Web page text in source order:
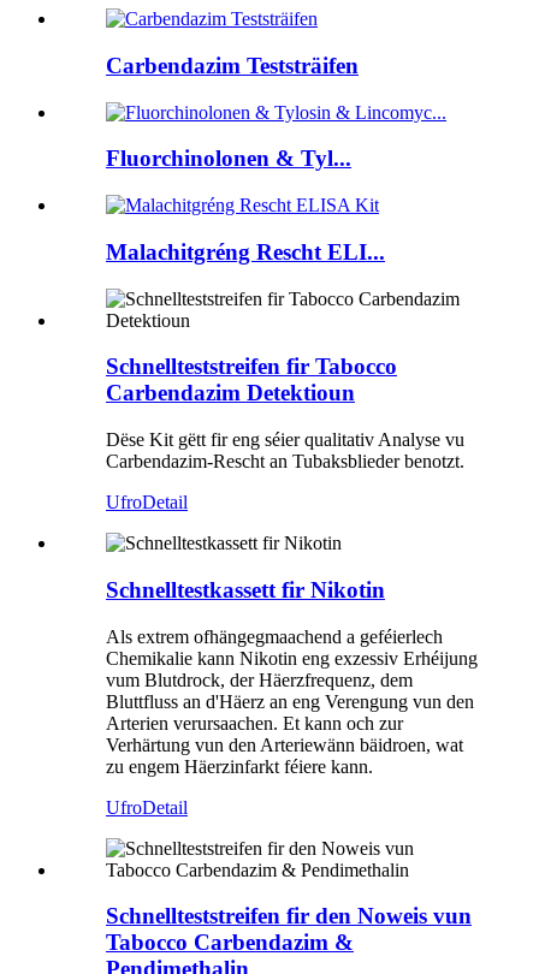
Carbendazim Teststräifen
Fluorchinolonen & Tyl...
Malachitgréng Rescht ELI...
Schnellteststreifen fir Tabocco
Carbendazim Detektioun
Dëse Kit gëtt fir eng séier qualitativ Analyse vu
Carbendazim-Rescht an Tubaksblieder benotzt.
UfroDetail
Schnelltestkassett fir Nikotin
Als extrem ofhängegmaachend a geféierlech
Chemikalie kann Nikotin eng exzessiv Erhéijung
vum Blutdrock, der Häerzfrequenz, dem
Bluttfluss an d'Häerz an eng Verengung vun den
Arterien verursaachen. Et kann och zur
Verhärtung vun den Arteriewänn bäidroen, wat
zu engem Häerzinfarkt féiere kann.
UfroDetail
Schnellteststreifen fir den Noweis vun
Tabocco Carbendazim &
Pendimethalin